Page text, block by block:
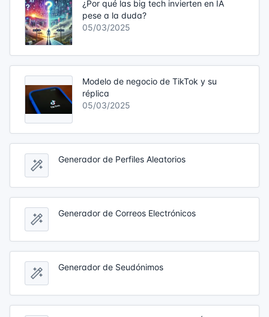
¿Por qué las big tech invierten en IA
pese a la duda?
05/03/2025
Modelo de negocio de TikTok y su
réplica
05/03/2025
Generador de Perfiles Aleatorios
Generador de Correos Electrónicos
Generador de Seudónimos